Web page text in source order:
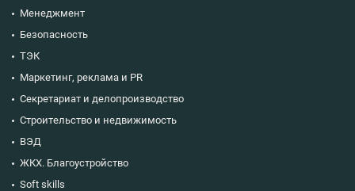
Менеджмент
Безопасность
ТЭК
Маркетинг, реклама и PR
Секретариат и делопроизводство
Строительство и недвижимость
ВЭД
ЖКХ. Благоустройство
Soft skills